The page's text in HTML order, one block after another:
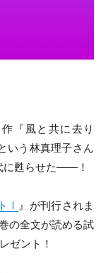
『風と共に去り
いう林真理子さん
に甦らせた――！
Ⅰ 』が刊行されま
の全文が読める試
ゼント！